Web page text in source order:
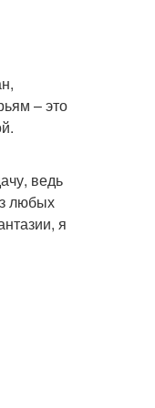
– это
ведь
любых
я